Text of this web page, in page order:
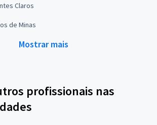
Claros
de Minas
Mostrar mais
profissionais nas